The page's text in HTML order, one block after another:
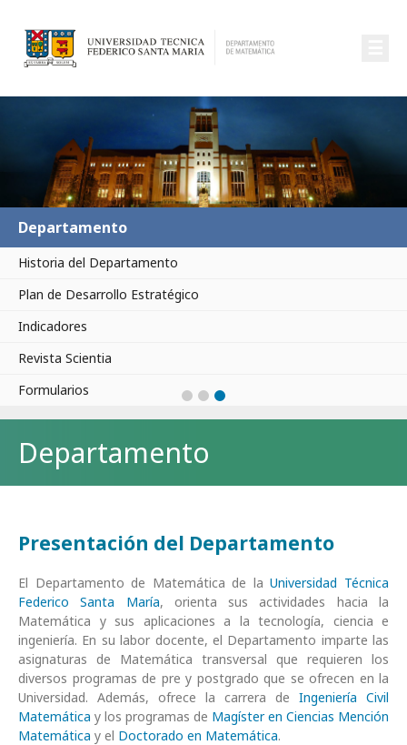
Departamento
Historia del Departamento
Plan de Desarrollo Estratégico
Indicadores
Revista Scientia
Formularios
Departamento
Presentación del Departamento
El Departamento de Matemática de laUniversidad Técnica
Federico Santa María, orienta sus actividades hacia la
Matemática y sus aplicaciones a la tecnología, ciencia e
ingeniería. En su labor docente, el Departamento imparte las
asignaturas de Matemática transversal que requieren los
diversos programas de pre y postgrado que se ofrecen en la
Universidad. Además, ofrece la carrera de Ingeniería Civil
Matemática y los programas de Magíster en Ciencias Mención
Matemática y el Doctorado en Matemática.